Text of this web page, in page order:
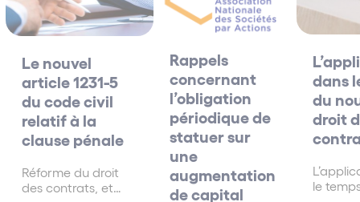
Le nouvel
article 1231-5
du code civil
relatif à la
clause pénale
Réforme du droit
des contrats, et
Rappels
concernant
l’obligation
périodique de
statuer sur
une
augmentation
de capital
dans
du
droit
le